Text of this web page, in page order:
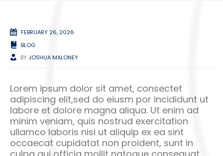
FEBRUARY 26, 2026
BLOG
BY JOSHUA MALONEY
Lorem ipsum dolor sit amet, consectet
adipiscing elit,sed do eiusm por incididunt ut
labore et dolore magna aliqua. Ut enim ad
minim veniam, quis nostrud exercitation
ullamco laboris nisi ut aliquip ex ea sint
occaecat cupidatat non proident, sunt in